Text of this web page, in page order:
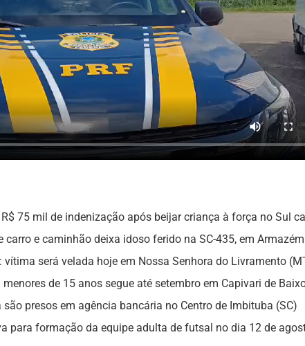
75 mil de indenização após beijar criança à força no Sul
carro e caminhão deixa idoso ferido na SC-435, em Armazém
será velada hoje em Nossa Senhora do Livramento
de 15 anos segue até setembro em Capivari de
presos em agência bancária no Centro de Imbituba (SC)
para formação da equipe adulta de futsal no dia 12 de